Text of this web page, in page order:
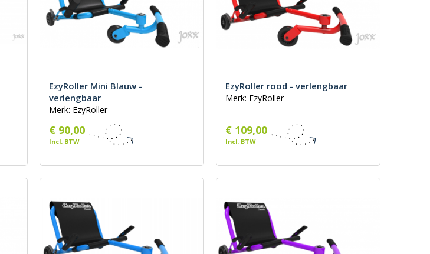
EzyRoller Mini Blauw -
verlengbaar
Merk: EzyRoller
€ 90,00
Incl. BTW
EzyRoller rood - verlengbaar
Merk: EzyRoller
€ 109,00
Incl. BTW